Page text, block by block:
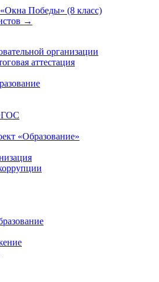
Победы» (8 класс)
→
организации
аттестация
«Образование»